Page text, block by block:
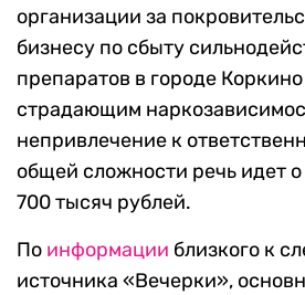
организации за
бизнесу по сбыту
препаратов в городе
страдающим
непривлечение к
общей сложности речь идет
700 тысяч рублей.
По информации близкого к
источника «Вечерки»,